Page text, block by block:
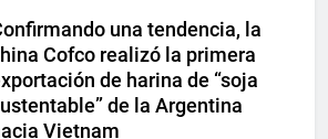
una tendencia, la
Cofco realizó la primera
de harina de “soja
de la Argentina
Vietnam